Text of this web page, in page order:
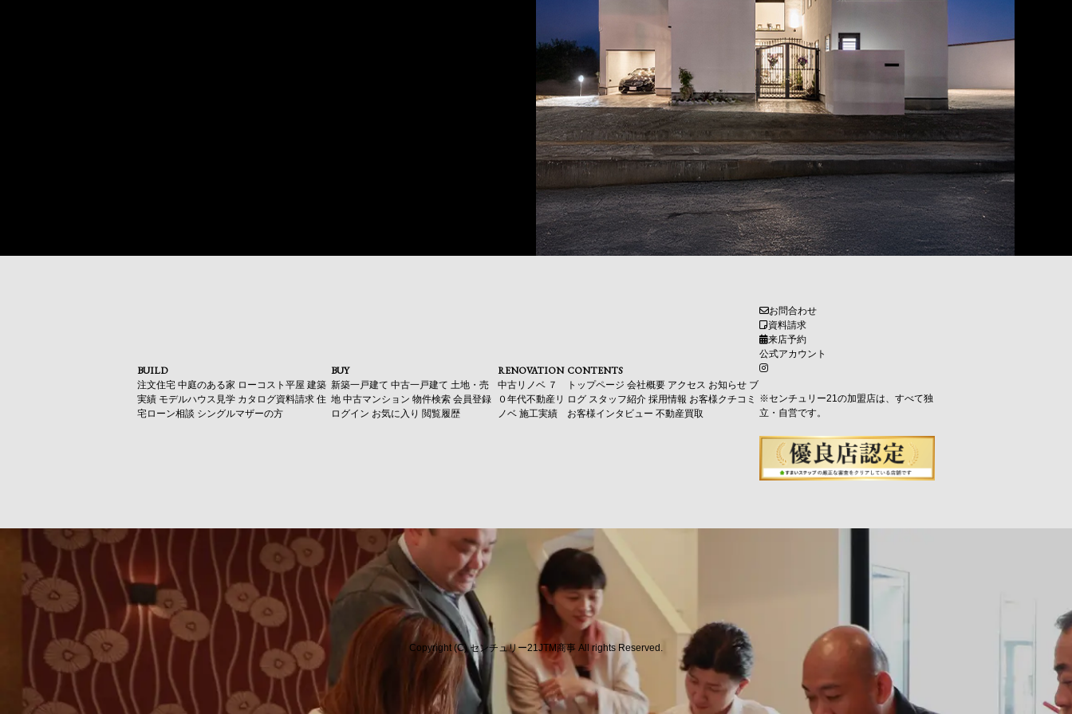
BUILD
注文住宅 中庭のある家 ローコスト平屋 建築
実績 モデルハウス見学 カタログ資料請求 住
宅ローン相談 シングルマザーの方
BUY
新築一戸建て 中古一戸建て 土地・売
地 中古マンション 物件検索 会員登録
ログイン お気に入り 閲覧履歴
RENOVATION
中古リノベ ７
０年代不動産リ
ノベ 施工実績
CONTENTS
トップページ 会社概要 アクセス お知らせ ブ
ログ スタッフ紹介 採用情報 お客様クチコミ
お客様インタビュー 不動産買取
お問合わせ
資料請求
来店予約
公式アカウント
※センチュリー21の加盟店は、すべて独
立・自営です。
Copyright (C) センチュリー21JTM商事 All rights Reserved.